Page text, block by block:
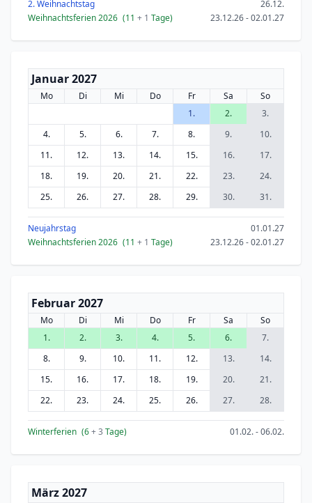
2. Weihnachtstag
26.12.
Weihnachtsferien 2026 (11 + 1 Tage) 23.12.26 - 02.01.27
Januar 2027
Mo Di Mi Do Fr Sa
So
1.
2.
3.
4.
5. 6. 7. 8. 9.
10.
11.
12. 13. 14. 15. 16.
17.
18.
19. 20. 21. 22. 23.
24.
25.
26. 27. 28. 29. 30. 31.
Neujahrstag
01.01.27
Weihnachtsferien 2026 (11 + 1 Tage) 23.12.26 - 02.01.27
Februar 2027
Mo Di Mi Do Fr Sa
So
1.
2. 3. 4. 5. 6.
7.
8.
9. 10. 11. 12. 13.
14.
15.
16. 17. 18. 19. 20.
21.
22.
23. 24. 25. 26. 27. 28.
Winterferien (6+ 3 Tage) 01.02. - 06.02.
März 2027